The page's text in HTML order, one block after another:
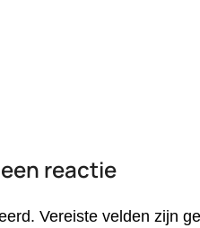
reactie
Vereiste velden zijn